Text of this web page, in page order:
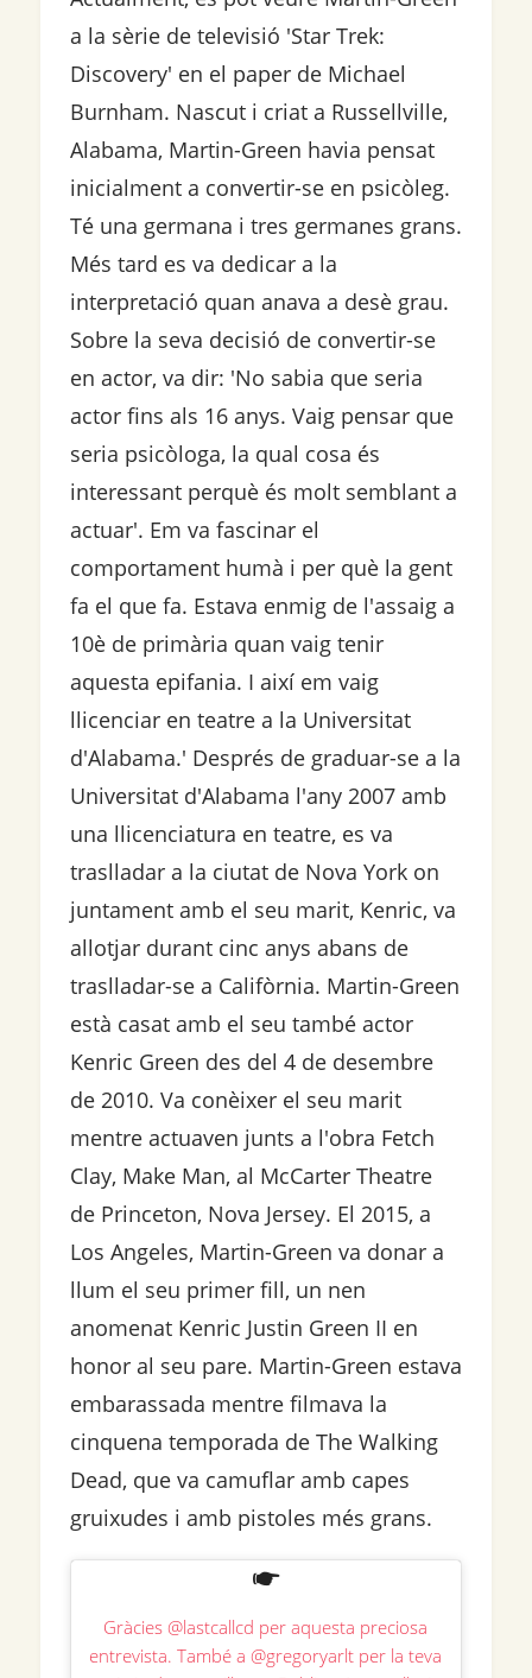
a la sèrie de televisió 'Star Trek:
Discovery' en el paper de Michael
Burnham. Nascut i criat a Russellville,
Alabama, Martin-Green havia pensat
inicialment a convertir-se en psicòleg.
Té una germana i tres germanes grans.
Més tard es va dedicar a la
interpretació quan anava a desè grau.
Sobre la seva decisió de convertir-se
en actor, va dir: 'No sabia que seria
actor fins als 16 anys. Vaig pensar que
seria psicòloga, la qual cosa és
interessant perquè és molt semblant a
actuar'. Em va fascinar el
comportament humà i per què la gent
fa el que fa. Estava enmig de l'assaig a
10è de primària quan vaig tenir
aquesta epifania. I així em vaig
llicenciar en teatre a la Universitat
d'Alabama.' Després de graduar-se a la
Universitat d'Alabama l'any 2007 amb
una llicenciatura en teatre, es va
traslladar a la ciutat de Nova York on
juntament amb el seu marit, Kenric, va
allotjar durant cinc anys abans de
traslladar-se a Califòrnia. Martin-Green
està casat amb el seu també actor
Kenric Green des del 4 de desembre
de 2010. Va conèixer el seu marit
mentre actuaven junts a l'obra Fetch
Clay, Make Man, al McCarter Theatre
de Princeton, Nova Jersey. El 2015, a
Los Angeles, Martin-Green va donar a
llum el seu primer fill, un nen
anomenat Kenric Justin Green II en
honor al seu pare. Martin-Green estava
embarassada mentre filmava la
cinquena temporada de The Walking
Dead, que va camuflar amb capes
gruixudes i amb pistoles més grans.
Gràcies @lastcallcd per aquesta preciosa
entrevista. També a @gregoryarlt per la teva